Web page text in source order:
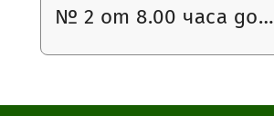
№ 2 от 8.00 часа до…